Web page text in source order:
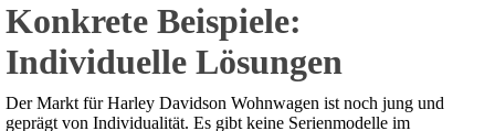
Konkrete Beispiele:
Individuelle Lösungen
Der Markt für Harley Davidson Wohnwagen ist noch jung und
geprägt von Individualität. Es gibt keine Serienmodelle im